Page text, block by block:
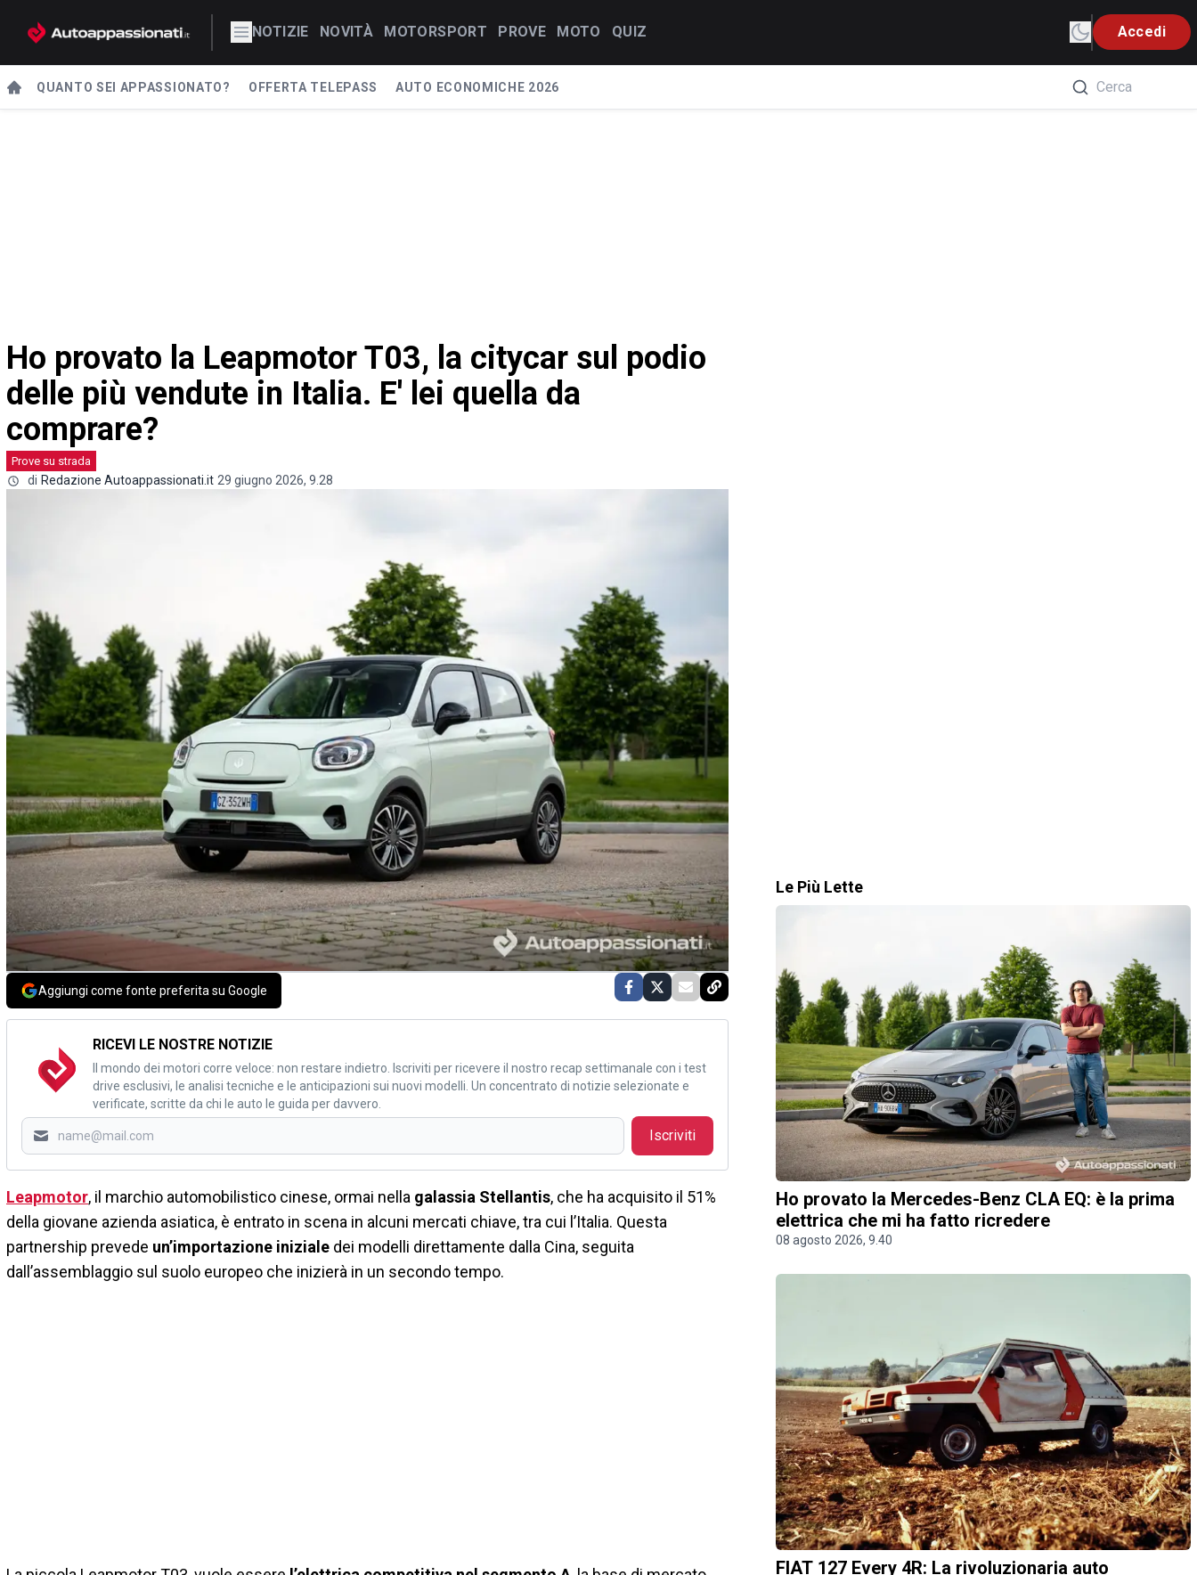
NOTIZIE NOVITÀ MOTORSPORT PROVE MOTO QUIZ Accedi
QUANTO SEI APPASSIONATO? OFFERTA TELEPASS AUTO ECONOMICHE 2026
Ho provato la Leapmotor T03, la citycar sul podio
delle più vendute in Italia. E' lei quella da
comprare?
Prove su strada
di Redazione Autoappassionati.it 29 giugno 2026, 9.28
Aggiungi come fonte preferita su Google
RICEVI LE NOSTRE NOTIZIE
Il mondo dei motori corre veloce: non restare indietro. Iscriviti per ricevere il nostro recap settimanale con i test
drive esclusivi, le analisi tecniche e le anticipazioni sui nuovi modelli. Un concentrato di notizie selezionate e
verificate, scritte da chi le auto le guida per davvero.
Iscriviti
Leapmotor, il marchio automobilistico cinese, ormai nella galassia Stellantis, che ha acquisito il 51%
della giovane azienda asiatica, è entrato in scena in alcuni mercati chiave, tra cui l’Italia. Questa
partnership prevede un’importazione iniziale dei modelli direttamente dalla Cina, seguita
dall’assemblaggio sul suolo europeo che inizierà in un secondo tempo.
Le Più Lette
Ho provato la Mercedes-Benz CLA EQ: è la prima
elettrica che mi ha fatto ricredere
08 agosto 2026, 9.40
FIAT 127 Every 4R: La rivoluzionaria auto